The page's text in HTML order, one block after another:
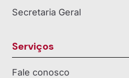
Secretaria Geral
Serviços
Fale conosco